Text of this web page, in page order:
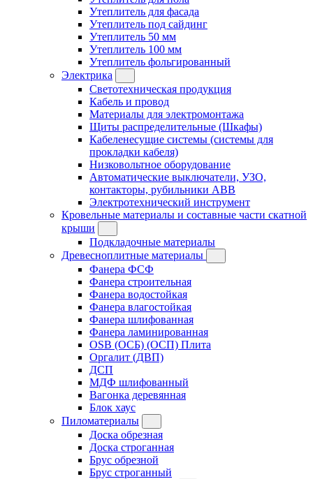
Утеплитель для фасада
Утеплитель под сайдинг
Утеплитель 50 мм
Утеплитель 100 мм
Утеплитель фольгированный
Электрика
Светотехническая продукция
Кабель и провод
Материалы для электромонтажа
Щиты распределительные (Шкафы)
Кабеленесущие системы (системы для
прокладки кабеля)
Низковольтное оборудование
Автоматические выключатели, УЗО,
контакторы, рубильники ABB
Электротехнический инструмент
Кровельные материалы и составные части скатной
крыши
Подкладочные материалы
Древесноплитные материалы
Фанера ФСФ
Фанера строительная
Фанера водостойкая
Фанера влагостойкая
Фанера шлифованная
Фанера ламинированная
OSB (ОСБ) (ОСП) Плита
Оргалит (ДВП)
ДСП
МДФ шлифованный
Вагонка деревянная
Блок хаус
Пиломатериалы
Доска обрезная
Доска строганная
Брус обрезной
Брус строганный